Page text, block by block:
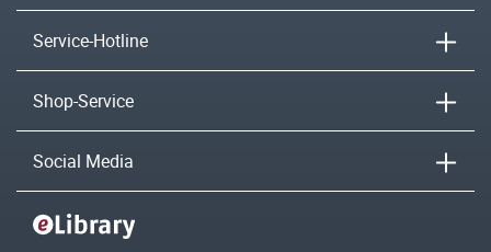
Service-Hotline
Shop-Service
Social Media